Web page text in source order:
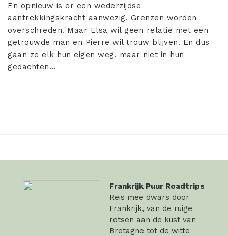
En opnieuw is er een wederzijdse
aantrekkingskracht aanwezig. Grenzen worden
overschreden. Maar Elsa wil geen relatie met een
getrouwde man en Pierre wil trouw blijven. En dus
gaan ze elk hun eigen weg, maar niet in hun
gedachten…
Frankrijk Puur Roadtrips
Reis mee dwars door
Frankrijk, van de ruige
rotsen aan de kust van
Bretagne tot de witte